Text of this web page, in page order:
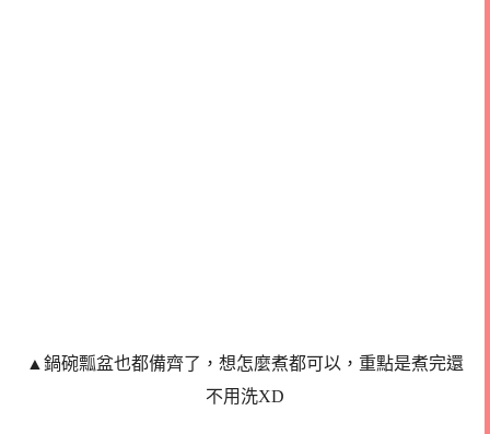
▲鍋碗瓢盆也都備齊了，想怎麼煮都可以，重點是煮完還
不用洗XD